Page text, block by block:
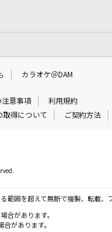
カラオケ＠DAM
注意事項
利用規約
取得について ご契約方法
囲を超えて無断で複製、転載、
合があります。
があります。